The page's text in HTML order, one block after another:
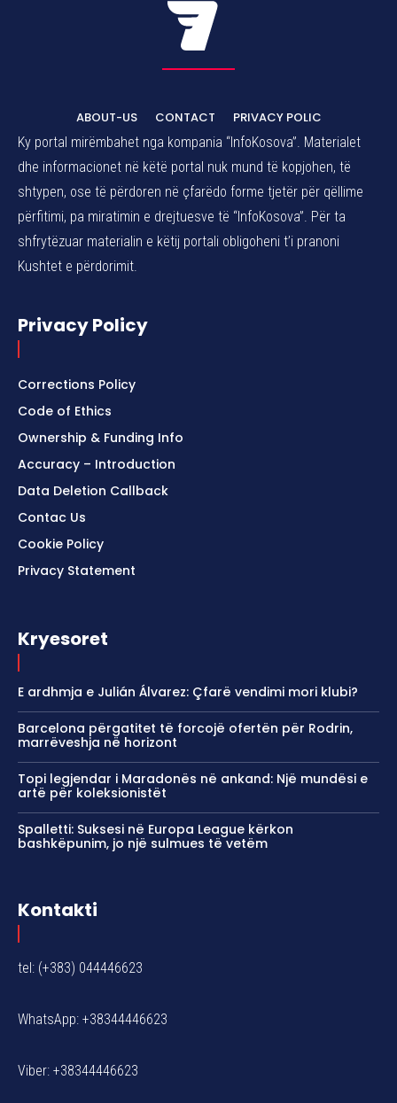
ABOUT-US CONTACT
PRIVACY POLIC
Ky portal mirëmbahet nga kompania “InfoKosova”. Materialet
dhe informacionet në këtë portal nuk mund të kopjohen, të
shtypen, ose të përdoren në çfarëdo forme tjetër për qëllime
përfitimi, pa miratimin e drejtuesve të “InfoKosova”. Për ta
shfrytëzuar materialin e këtij portali obligoheni t’i pranoni
Kushtet e përdorimit.
Privacy Policy
Corrections Policy
Code of Ethics
Ownership & Funding Info
Accuracy – Introduction
Data Deletion Callback
Contac Us
Cookie Policy
Privacy Statement
Kryesoret
E ardhmja e Julián Álvarez: Çfarë vendimi mori klubi?
Barcelona përgatitet të forcojë ofertën për Rodrin,
marrëveshja në horizont
Topi legjendar i Maradonës në ankand: Një mundësi e
artë për koleksionistët
Spalletti: Suksesi në Europa League kërkon
bashkëpunim, jo një sulmues të vetëm
Kontakti
tel: (+383) 044446623
WhatsApp: +38344446623
Viber: +38344446623